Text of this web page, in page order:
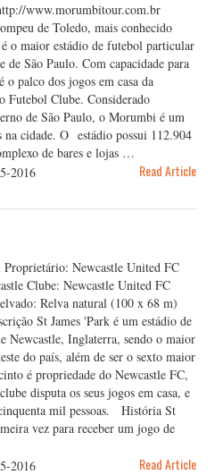
www.morumbitour.com.br
de Toledo, mais conhecido
o maior estádio de futebol particular
São Paulo. Com capacidade para
o palco dos jogos em casa da
Futebol Clube. Considerado
de São Paulo, o Morumbi é um
cidade. O estádio possui 112.904
de bares e lojas …
2016 Read Article
Newcastle United FC
Clube: Newcastle United FC
Relva natural (100 x 68 m)
St James 'Park é um estádio de
Newcastle, Inglaterra, sendo o maior
do país, além de ser o sexto maior
é propriedade do Newcastle FC,
disputa os seus jogos em casa, e
mil pessoas. História St
vez para receber um jogo de
2016 Read Article